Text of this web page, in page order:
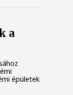
a
épületek